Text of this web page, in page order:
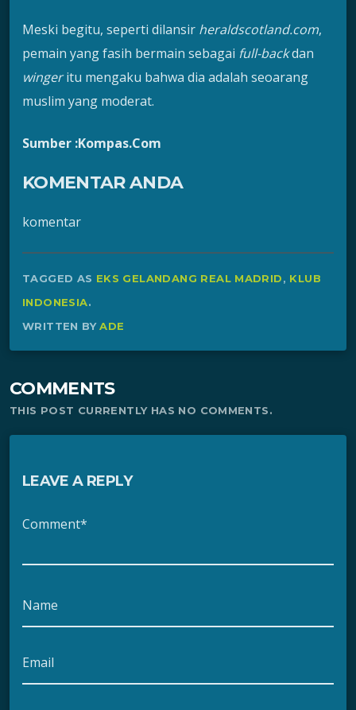
Meski begitu, seperti dilansir heraldscotland.com,
pemain yang fasih bermain sebagai full-backdan
wingeritu mengaku bahwa dia adalah seoarang
muslim yang moderat.
Sumber :Kompas.Com
KOMENTAR ANDA
komentar
TAGGED AS EKS GELANDANG REAL MADRID, KLUB
INDONESIA.
WRITTEN BYADE
COMMENTS
THIS POST CURRENTLY HAS NO COMMENTS.
LEAVE A REPLY
Comment*
Name
Email